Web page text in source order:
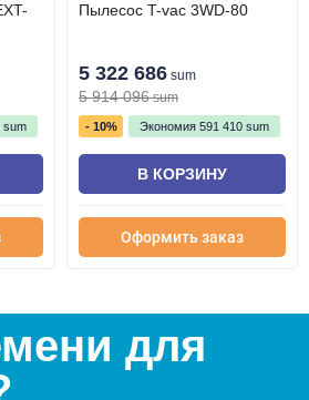
sum
Пылесос T-vac 3WD-80
5 322 686 sum
5 914 096 sum
- 10% Экономия 591 410 sum
В КОРЗИНУ
Оформить заказ
для